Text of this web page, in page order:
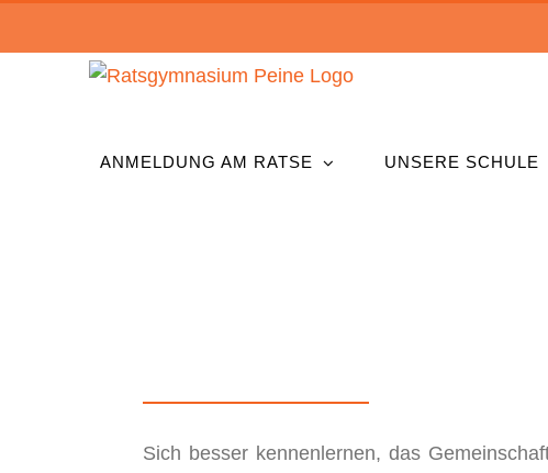
ANMELDUNG AM RATSE UNSERE SCHULE
Sich besser kennenlernen, das